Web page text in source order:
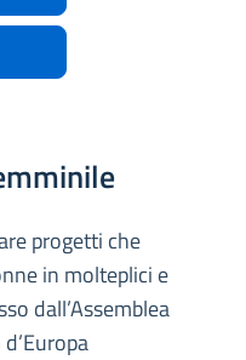
progetti che
in molteplici e
dall’Assemblea